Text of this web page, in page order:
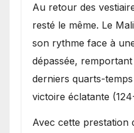
Au retour des
resté le même. Le
son rythme face à
dépassée,
derniers quarts-
victoire éclatante
Avec cette prestation